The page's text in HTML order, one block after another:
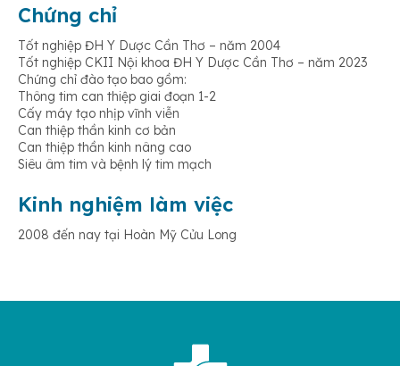
Chứng chỉ
Tốt nghiệp ĐH Y Dược Cần Thơ – năm 2004
Tốt nghiệp CKII Nội khoa ĐH Y Dược Cần Thơ – năm 2023
Chứng chỉ đào tạo bao gồm:
Thông tim can thiệp giai đoạn 1-2
Cấy máy tạo nhịp vĩnh viễn
Can thiệp thần kinh cơ bản
Can thiệp thần kinh nâng cao
Siêu âm tim và bệnh lý tim mạch
Kinh nghiệm làm việc
2008 đến nay tại Hoàn Mỹ Cửu Long